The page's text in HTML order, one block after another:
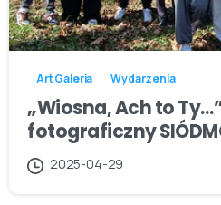
Art Galeria Wydarzenia
„Wiosna, Ach to
fotograficzny
2025-04-29